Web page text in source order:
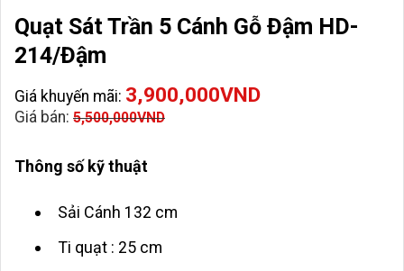
Quạt Sát Trần 5 Cánh Gỗ Đậm HD-
214/Đậm
Giá khuyến mãi: 3,900,000VND
Giá bán: 5,500,000VND
Thông số kỹ thuật
Sải Cánh 132 cm
Ti quạt : 25 cm